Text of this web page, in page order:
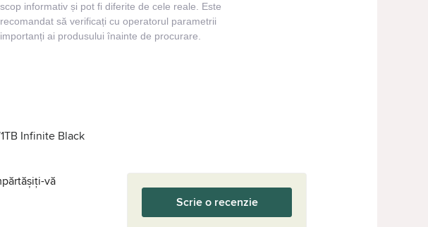
scop informativ și pot fi diferite de cele reale. Este
recomandat să verificați cu operatorul parametrii
importanți ai produsului înainte de procurare.
Infinite Black
vă
Scrie o recenzie